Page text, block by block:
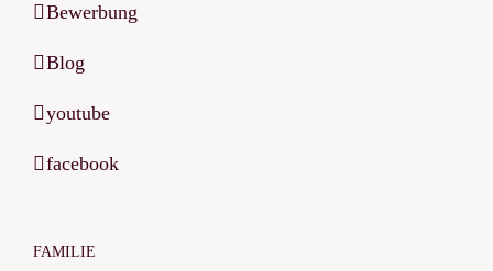
Bewerbung
Blog
youtube
facebook
FAMILIE